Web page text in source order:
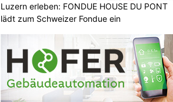
Luzern erleben: FONDUE HOUSE DU PONT
lädt zum Schweizer Fondue ein